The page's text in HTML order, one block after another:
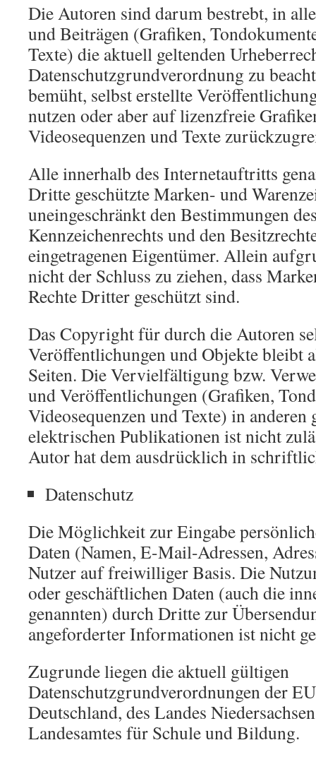
Die Autoren sind darum bestrebt, in
und Beiträgen (Grafiken,
Texte) die aktuell geltenden
Datenschutzgrundverordnung zu
bemüht, selbst erstellte
nutzen oder aber auf lizenzfreie
Videosequenzen und Texte
Alle innerhalb des Internetauftritts
Dritte geschützte Marken- und
uneingeschränkt den Bestimmungen
Kennzeichenrechts und den
eingetragenen Eigentümer. Allein
nicht der Schluss zu ziehen, dass
Rechte Dritter geschützt sind.
Das Copyright für durch die Autoren
Veröffentlichungen und Objekte bleibt
Seiten. Die Vervielfältigung bzw.
und Veröffentlichungen (Grafiken,
Videosequenzen und Texte) in anderen
elektrischen Publikationen ist nicht
Autor hat dem ausdrücklich in
Datenschutz
Die Möglichkeit zur Eingabe
Daten (Namen, E-Mail-Adressen,
Nutzer auf freiwilliger Basis. Die
oder geschäftlichen Daten (auch die
genannten) durch Dritte zur
angeforderter Informationen ist nicht
Zugrunde liegen die aktuell gültigen
Datenschutzgrundverordnungen der
Deutschland, des Landes
Landesamtes für Schule und Bildung.